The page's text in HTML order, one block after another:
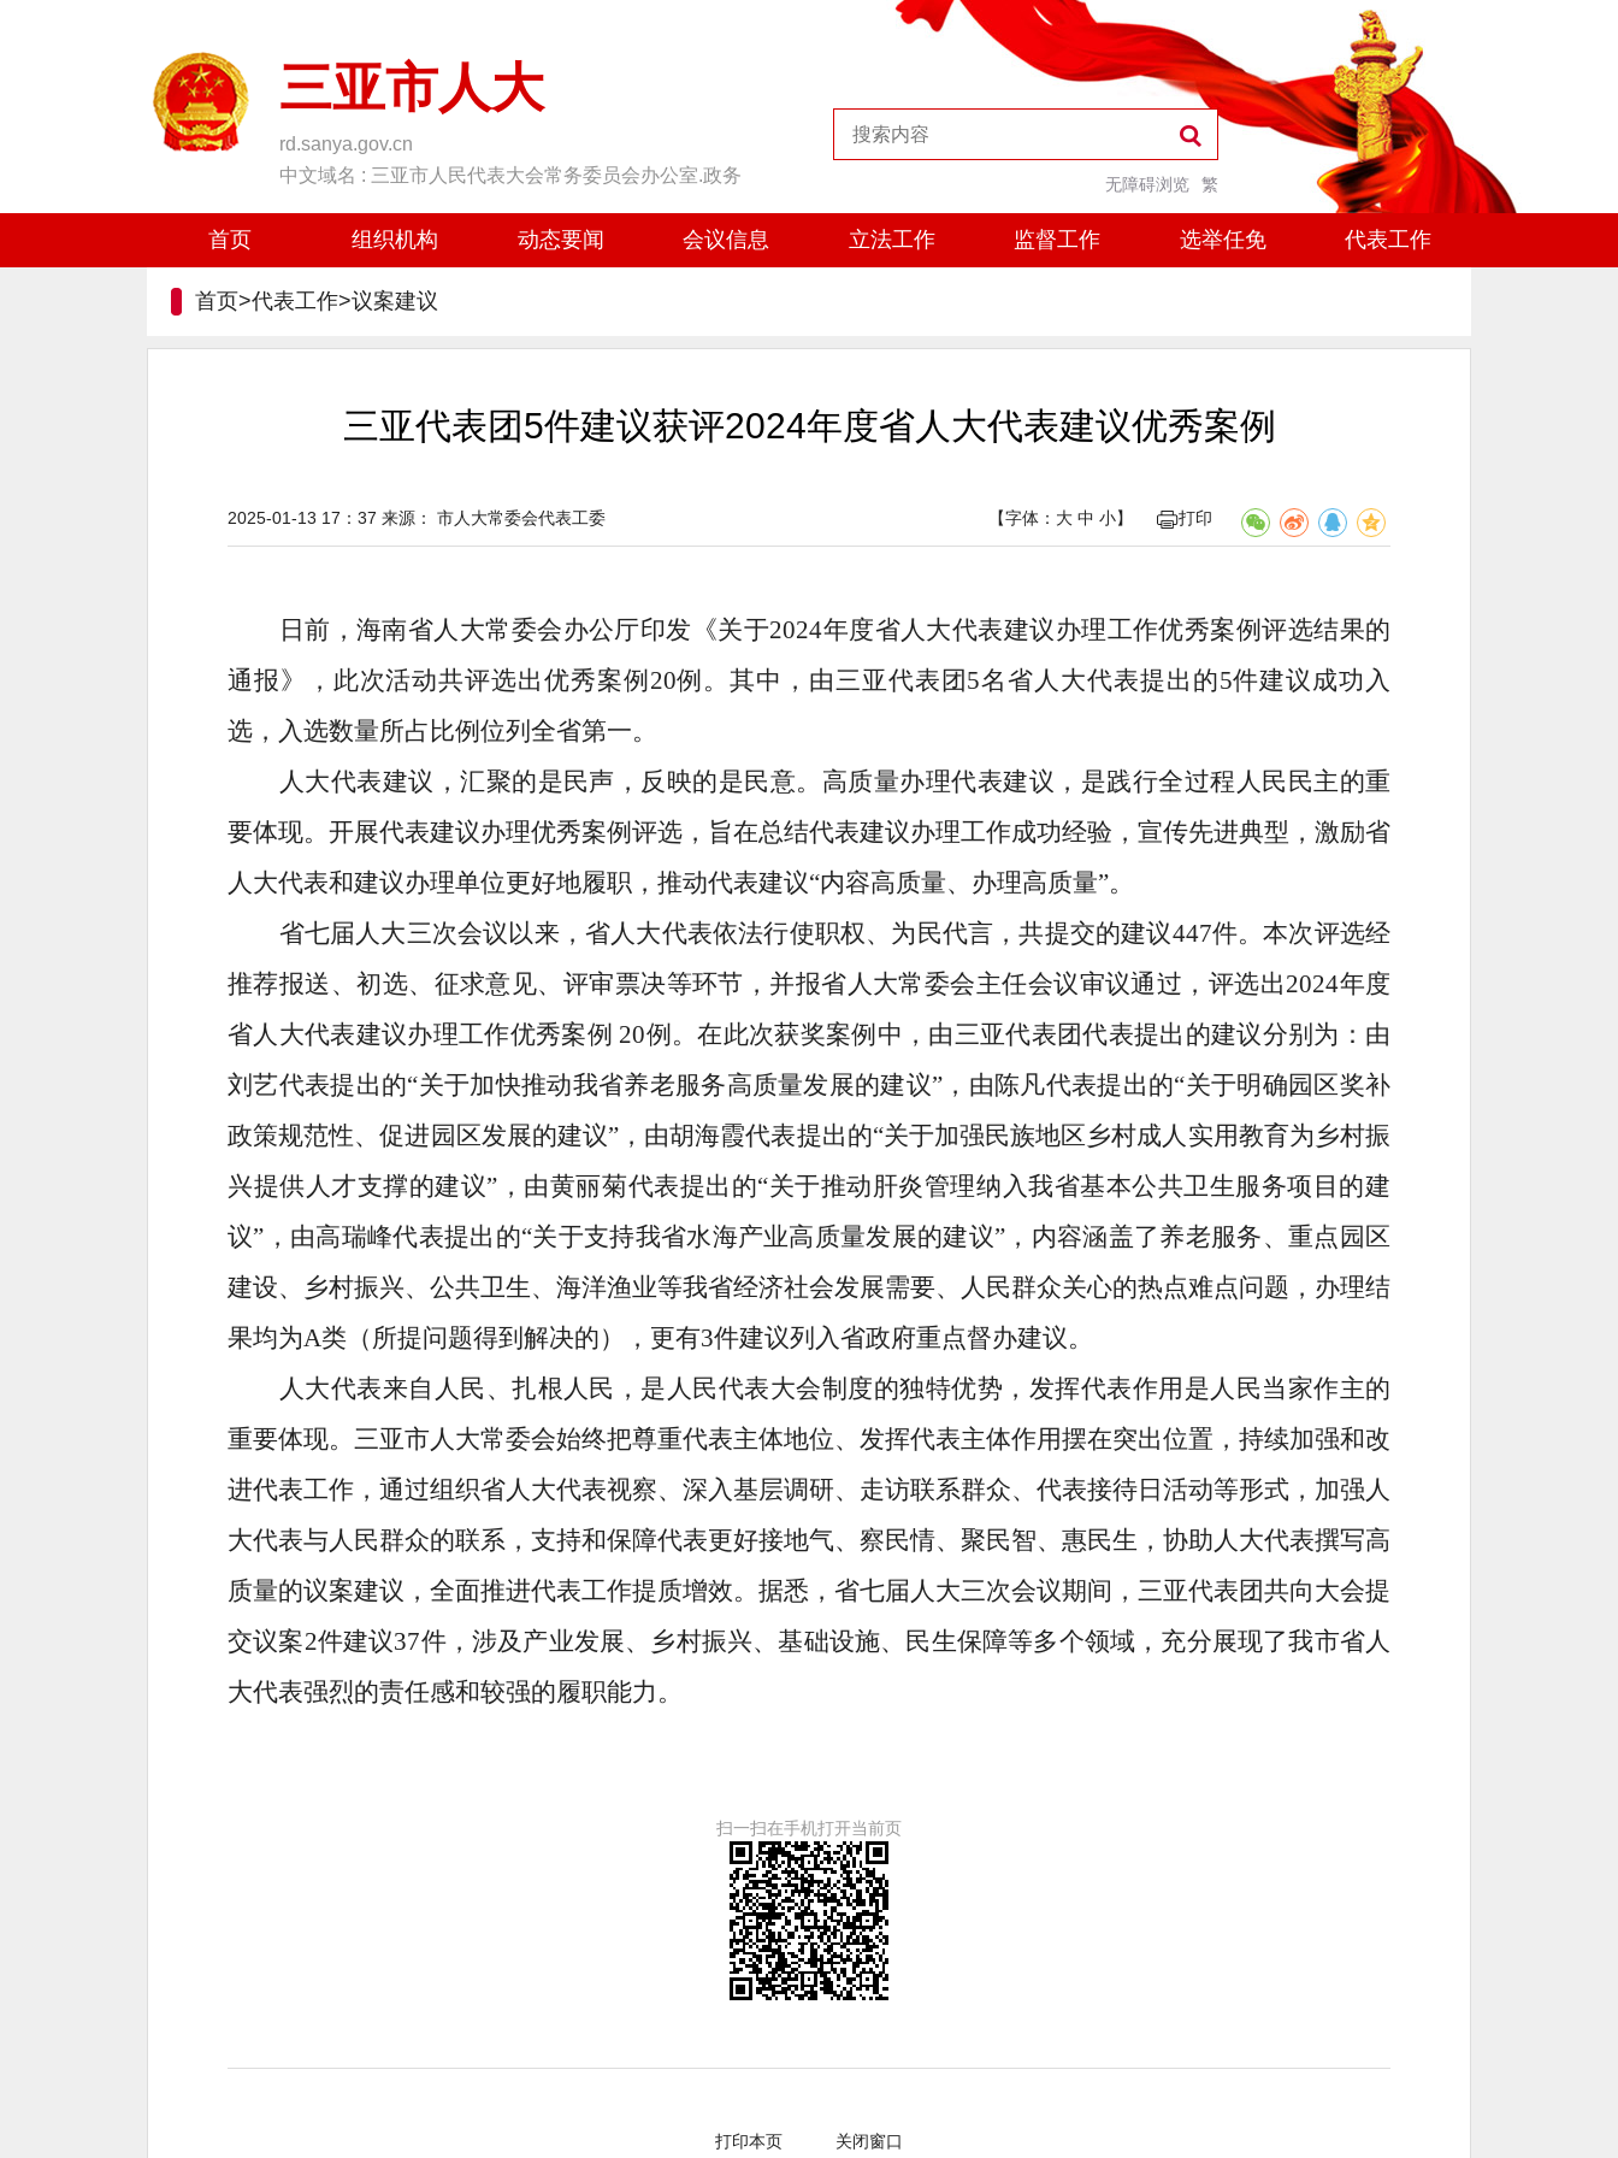
三亚市人大
rd.sanya.gov.cn
中文域名 : 三亚市人民代表大会常务委员会办公室.政务
繁
无障碍浏览
首页 组织机构 动态要闻 会议信息 立法工作 监督工作 选举任免 代表工作
首页>代表工作>议案建议
三亚代表团5件建议获评2024年度省人大代表建议优秀案例
【字体： 大 中 小】 打印
2025-01-13 17：37 来源： 市人大常委会代表工委
日前，海南省人大常委会办公厅印发《关于2024年度省人大代表建议办理工作优秀案例评选结果的
通报》，此次活动共评选出优秀案例 20例。其中，由三亚代表团5名省人大代表提出的5件建议成功入
选，入选数量所占比例位列全省第一。
人大代表建议，汇聚的是民声，反映的是民意。高质量办理代表建议，是践行全过程人民民主的重
要体现。开展代表建议办理优秀案例评选，旨在总结代表建议办理工作成功经验，宣传先进典型，激励省
人大代表和建议办理单位更好地履职，推动代表建议“内容高质量、办理高质量”。
省七届人大三次会议以来，省人大代表依法行使职权、为民代言，共提交的建议447件。本次评选经
推荐报送、初选、征求意见、评审票决等环节，并报省人大常委会主任会议审议通过，评选出2024年度
省人大代表建议办理工作优秀案例 20例。在此次获奖案例中，由三亚代表团代表提出的建议分别为：由
刘艺代表提出的“关于加快推动我省养老服务高质量发展的建议”，由陈凡代表提出的“关于明确园区奖补
政策规范性、促进园区发展的建议”，由胡海霞代表提出的“关于加强民族地区乡村成人实用教育为乡村振
兴提供人才支撑的建议”，由黄丽菊代表提出的“关于推动肝炎管理纳入我省基本公共卫生服务项目的建
议”，由高瑞峰代表提出的“关于支持我省水海产业高质量发展的建议”，内容涵盖了养老服务、重点园区
建设、乡村振兴、公共卫生、海洋渔业等我省经济社会发展需要、人民群众关心的热点难点问题，办理结
果均为A类（所提问题得到解决的），更有3件建议列入省政府重点督办建议。
人大代表来自人民、扎根人民，是人民代表大会制度的独特优势，发挥代表作用是人民当家作主的
重要体现。三亚市人大常委会始终把尊重代表主体地位、发挥代表主体作用摆在突出位置，持续加强和改
进代表工作，通过组织省人大代表视察、深入基层调研、走访联系群众、代表接待日活动等形式，加强人
大代表与人民群众的联系，支持和保障代表更好接地气、察民情、聚民智、惠民生，协助人大代表撰写高
质量的议案建议，全面推进代表工作提质增效。据悉，省七届人大三次会议期间，三亚代表团共向大会提
交议案2件建议37件，涉及产业发展、乡村振兴、基础设施、民生保障等多个领域，充分展现了我市省人
大代表强烈的责任感和较强的履职能力。
扫一扫在手机打开当前页
打印本页 关闭窗口